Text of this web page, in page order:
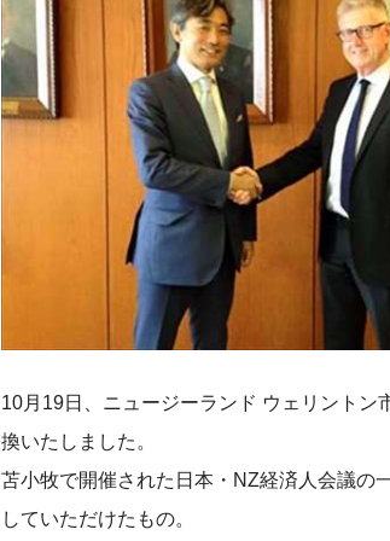
10月19日、ニュージーランド ウェリント
換いたしました。
苫小牧で開催された日本・NZ経済人会議の
していただけたもの。